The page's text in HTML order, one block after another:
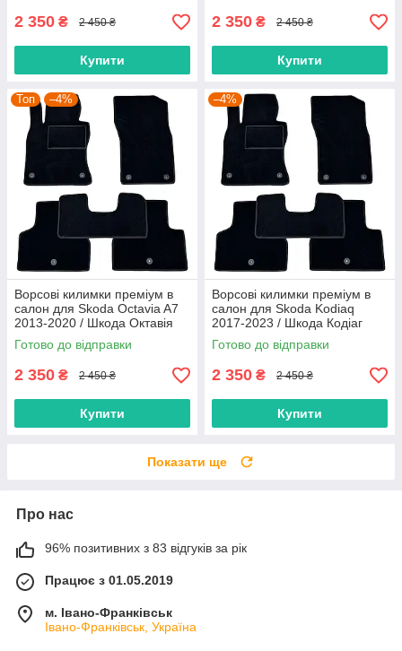
2 350 ₴ 2 450 ₴
Купити
2 350 ₴ 2 450 ₴
Купити
Топ –4%
Ворсові килимки преміум в
салон для Skoda Octavia A7
2013-2020 / Шкода Октавія
А7 килимки
Готово до відправки
2 350 ₴ 2 450 ₴
Купити
–4%
Ворсові килимки преміум в
салон для Skoda Kodiaq
2017-2023 / Шкода Кодіаг
килимки
Готово до відправки
2 350 ₴ 2 450 ₴
Купити
Показати ще
Про нас
96% позитивних з 83 відгуків за рік
Працює з 01.05.2019
м. Івано-Франківськ
Івано-Франківськ, Україна